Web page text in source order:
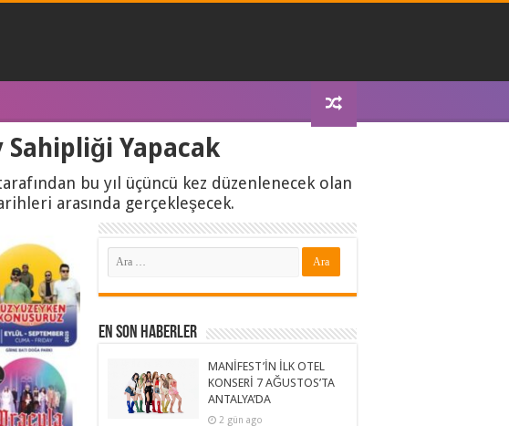
Sahipliği Yapacak
bu yıl üçüncü kez düzenlenecek olan
arasında gerçekleşecek.
En Son Haberler
MANİFEST’İN İLK OTEL
KONSERİ 7 AĞUSTOS’TA
ANTALYA’DA
2 gün ago